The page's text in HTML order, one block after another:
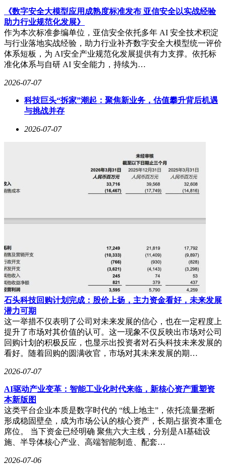
公司则实现独立融资与核算。这种架构既保证了核心技术统一
复用，又赋予细分业务灵活发展空间。2025年，绝影智驾持续
获得车企定点订单，座舱视觉软件连续五年稳居国内市场第
一；医疗业务完成数亿元外部融资，具身智能企业获得头部资
本天使投资。传统视觉AI的海外业务也稳步扩张，全球合作
客户超660家，客户复购率接近60%，迪卡侬等零售巨头在中
东等区域推进深度合作。
资本市场的态度随之转变。高盛预测商汤将在2026年实现
EBITDA转正，2027年盈利规模进一步攀升；广发证券上调目
标价，看好未来三年营收保持25%以上增长；MSCI将其纳入
季度，商汤单季营收接近14.6亿元，同比增速突破35%，毛利
务增长极具爆发力，2026年一季度单季收入已达去年全年四
尽管商汤已走出亏损泥潭，但行业竞争压力依然存在。百度、
上行、EBITDA转正后何时实现全面盈利、多条垂直赛道能否
AI转型、全栈算力布局和生态化赛道运营构建的四重优势，
已为重研发的科技企业提供了兼顾技术创新与可持续经营的范
本。对于长期投资者而言，持续改善的财报数据正是商业模式
跑通的最有力证明。
《数字安全大模型应用成熟度标准发布 亚信安全以实战经验
助力行业规范化发展》
作为本次标准参编单位，亚信安全依托多年 AI 安全技术积淀
与行业落地实战经验，助力行业补齐数字安全大模型统一评价
体系短板，为 AI安全产业规范化发展提供有力支撑。依托标
准化体系与自研 AI 安全能力，持续为…
2026-07-07
科技巨头“拆家”潮起：聚焦新业务，估值攀升背后机遇
与挑战并存
2026-07-07
石头科技回购计划完成：股价上扬，主力资金看好，未来发展
潜力可期
这一举措不仅表明了公司对未来发展的信心，也在一定程度上
提升了市场对其价值的认可。这一现象不仅反映出市场对公司
回购计划的积极反应，也显示出投资者对石头科技未来发展的
看好。随着回购的圆满收官，市场对其未来发展的期…
2026-07-07
AI驱动产业变革：智能工业化时代来临，新核心资产重塑资
本新版图
这类平台企业本质是数字时代的 “线上地主”，依托流量垄断
形成稳固壁垒，成为市场公认的核心资产，长期占据资本重仓
席位。 当下资金已经明确 聚焦六大主线，分别是AI基础设
施、半导体核心产业、高端智能制造、配套…
2026-07-06